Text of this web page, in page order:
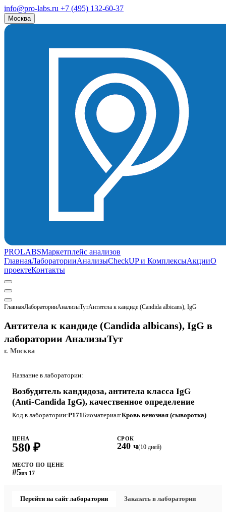
info@pro-labs.ru +7 (495) 132-60-37
Москва
PROLABSМаркетплейс анализов
ГлавнаяЛабораторииАнализыCheckUP и КомплексыАкцииО
проектеКонтакты
ГлавнаяЛабораторииАнализыТутАнтитела к кандиде (Candida albicans), IgG
Антитела к кандиде (Candida albicans), IgG в
лаборатории АнализыТут
г. Москва
Название в лаборатории:
Возбудитель кандидоза, антитела класса IgG
(Anti-Candida IgG), качественное определение
Код в лаборатории:P171Биоматериал:Кровь венозная (сыворотка)
ЦЕНА
580 ₽
СРОК
240 ч(10 дней)
МЕСТО ПО ЦЕНЕ
#5из 17
Перейти на сайт лаборатории Заказать в лаборатории